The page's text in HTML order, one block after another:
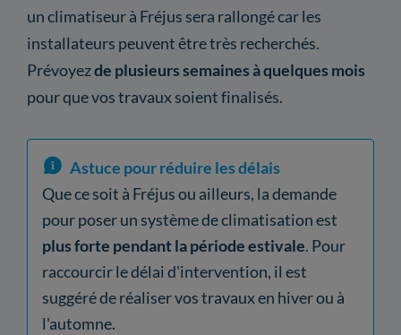
un climatiseur à Fréjus sera rallongé car les
installateurs peuvent être très recherchés.
Prévoyezde plusieurs semaines à quelques mois
pour que vos travaux soient finalisés.
Astuce pour réduire les délais
Que ce soit à Fréjus ou ailleurs, la demande
pour poser un système de climatisation est
plus forte pendant la période estivale. Pour
raccourcir le délai d'intervention, il est
suggéré de réaliser vos travaux en hiver ou à
l'automne.